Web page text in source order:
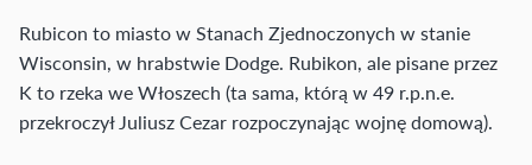
Rubicon to miasto w Stanach Zjednoczonych w stanie
Wisconsin, w hrabstwie Dodge. Rubikon, ale pisane przez
K to rzeka we Włoszech (ta sama, którą w 49 r.p.n.e.
przekroczył Juliusz Cezar rozpoczynając wojnę domową).